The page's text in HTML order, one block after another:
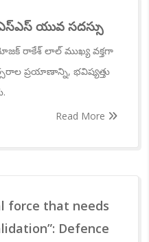
యువ సదస్సు
రాకేశ్ లాల్ ముఖ్య వక్తగా
ప్రయాణాన్ని, భవిష్యత్తు
Read More
force that needs
Defence